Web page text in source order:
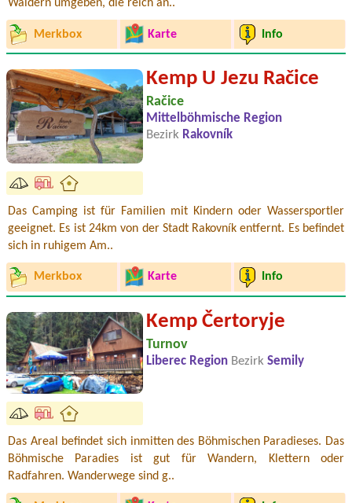
Wäldern umgeben, die reich an..
Merkbox Karte Info
Kemp U Jezu Račice
Račice
Mittelböhmische Region
Bezirk Rakovník
Das Camping ist für Familien mit Kindern oder Wassersportler
geeignet. Es ist 24km von der Stadt Rakovník entfernt. Es befindet
sich in ruhigem Am..
Merkbox Karte Info
Kemp Čertoryje
Turnov
Liberec Region Bezirk Semily
Das Areal befindet sich inmitten des Böhmischen Paradieses. Das
Böhmische Paradies ist gut für Wandern, Klettern oder
Radfahren. Wanderwege sind g..